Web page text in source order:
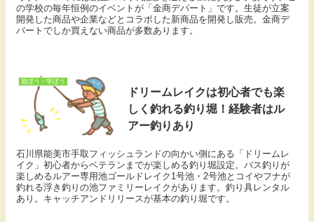
の学校の毎年恒例のイベントが「金商デパート」です。生徒が立案
開発した商品や企業などとコラボした新商品を開発し販売。金商デ
パートでしか買えない商品が多数あります。
遊ぼう・学ぼう
ドリームレイクは初心者でも楽
しく釣れる釣り堀！経験者はル
アー釣りあり
石川県能美市手取フィッシュランドの向かい側にある「ドリームレ
イク」初心者からベテランまでが楽しめる釣り堀設定。バス釣りが
楽しめるルアー専用池ゴールドレイク1号池・2号池とコイやフナが
釣れる浮き釣りの池ファミリーレイクがあります。釣り具レンタル
あり。キャッチアンドリリースが基本の釣り堀です。